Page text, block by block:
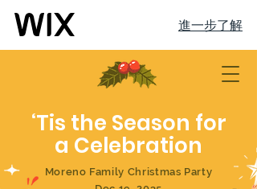
進一步了解